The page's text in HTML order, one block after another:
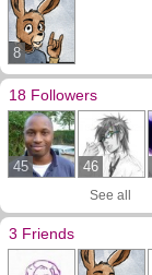
8
18 Followers
45 46
See all
3 Friends